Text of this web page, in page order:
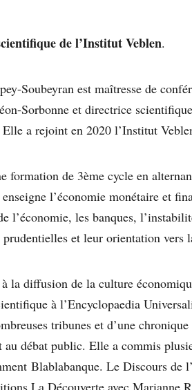
de l’Institut Veblen.
Soubeyran est maîtresse de
Sorbonne et directrice
a rejoint en 2020 l’Institut
formation de 3ème cycle en
l’économie monétaire et
l’économie, les banques,
prudentielles et leur orientation vers
à la diffusion de la culture
à l’Encyclopaedia
tribunes et d’une
au débat public. Elle a commis
Blablabanque. Le Discours de
La Découverte avec Marianne